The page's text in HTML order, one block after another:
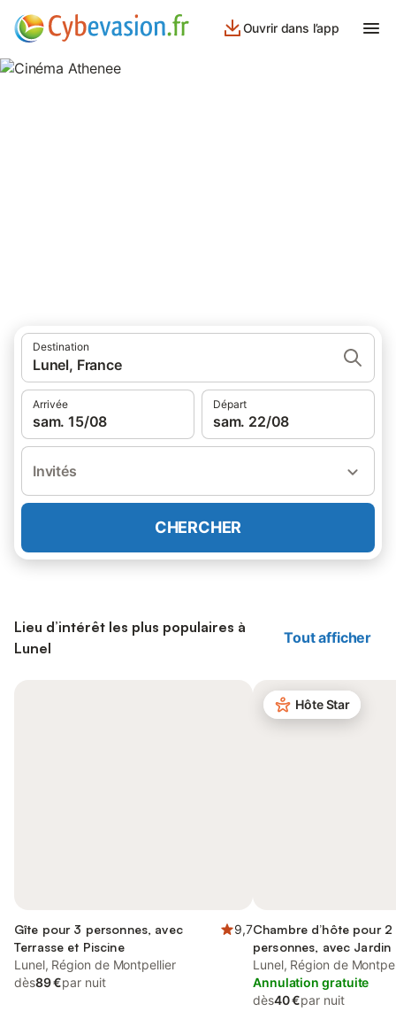
Ouvrir dans l’app
Destination
Lunel, France
Arrivée
sam. 15/08
Départ
sam. 22/08
Invités
CHERCHER
Lieu d’intérêt les plus populaires à
Lunel
Tout afficher
Gîte pour 3 personnes, avec
Terrasse et Piscine
9,7
Lunel, Région de Montpellier
dès89 €par nuit
Hôte Star
Chambre d’hôte pour 2
personnes, avec Jardin
Lunel, Région de
Annulation gratuite
dès40 €par nuit